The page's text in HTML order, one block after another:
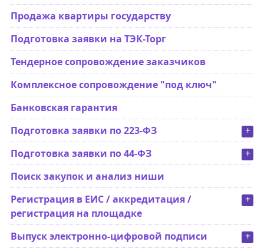
Продажа квартиры государству
Подготовка заявки на ТЭК-Торг
Тендерное сопровождение заказчиков
Комплексное сопровождение "под ключ"
Банковская гарантия
+
Подготовка заявки по 223-ФЗ
+
Подготовка заявки по 44-ФЗ
Поиск закупок и анализ ниши
+
Регистрация в ЕИС / аккредитация /
регистрация на площадке
+
Выпуск электронно-цифровой подписи